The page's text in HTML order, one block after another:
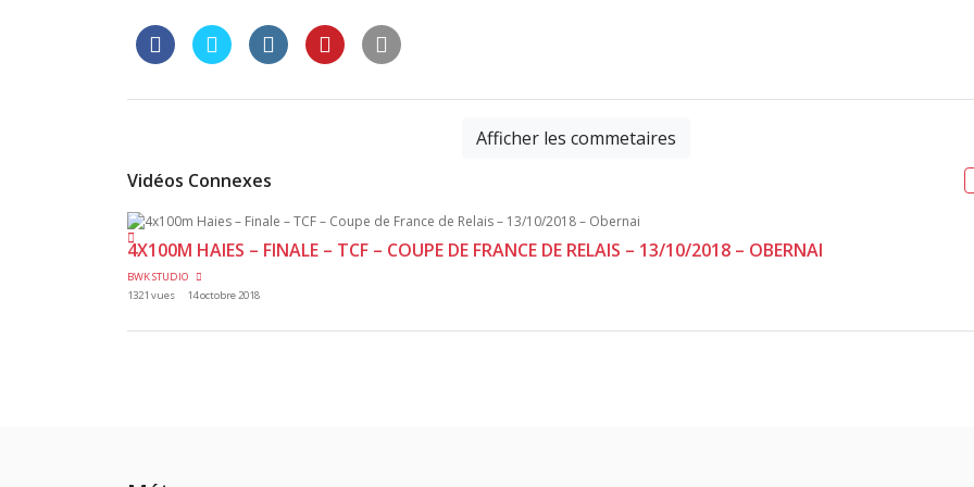
Afficher les commetaires
Vidéos Connexes
4X100M HAIES – FINALE – TCF – COUPE DE FRANCE DE RELAIS – 13/10/2018 – OBERNAI
BWK STUDIO
1321 vues
14 octobre 2018